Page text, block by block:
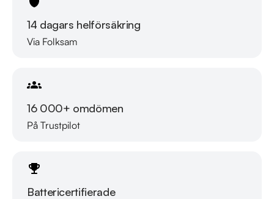
14 dagars helförsäkring
Via Folksam
16 000+ omdömen
På Trustpilot
Battericertifierade